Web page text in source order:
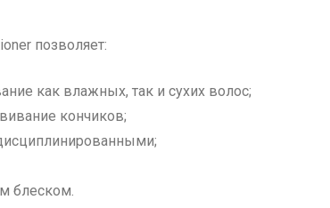
позволяет:
как влажных, так и сухих волос;
кончиков;
блеском.